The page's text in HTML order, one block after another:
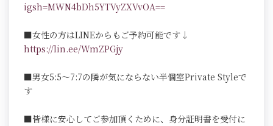
igsh=MWN4bDh5YTVyZXVvOA==
■女性の方はLINEからもご予約可能です↓
https://lin.ee/WmZPGjy
■男女5:5～7:7の隣が気にならない半個室Private Styleで
す
■皆様に安心してご参加頂くために、身分証明書を受付に